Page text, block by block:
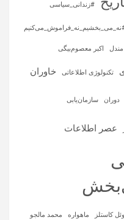
#زندانی_سیاسی
اکبر معصوم‌بیگی
تکنولوژی اطلاعاتی خاوران
دوران سازمان‌یابی
عصر اطلاعات
کاستلز ماهواره‌ محمد مالجو